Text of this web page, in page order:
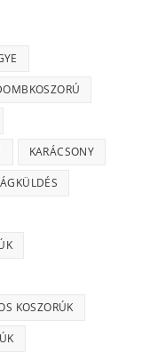
KARÁCSONY
KOSZORÚK